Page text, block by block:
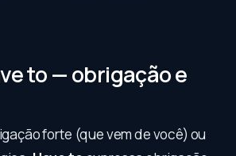
to — obrigação e
forte (que vem de você) ou